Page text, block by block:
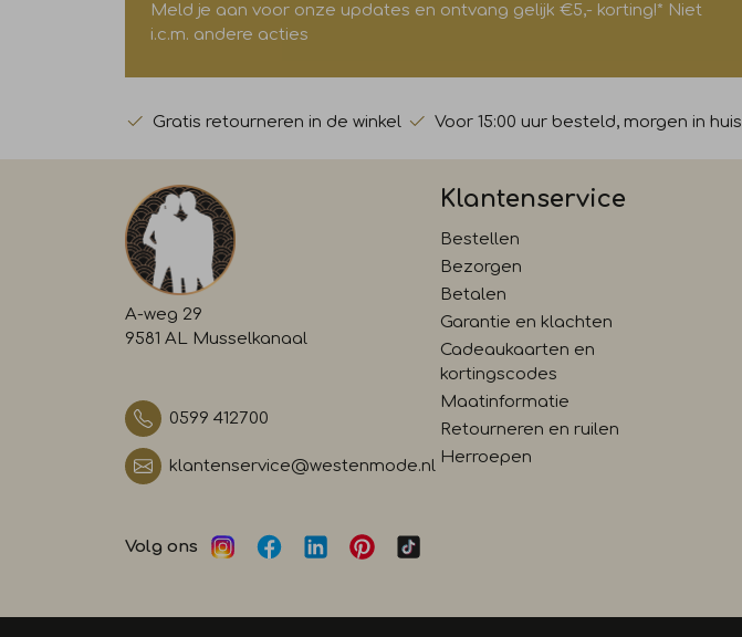
Meld je aan voor onze updates en ontvang gelijk €5,- korting!* Niet
i.c.m. andere acties
Gratis retourneren in de winkel Voor 15:00 uur besteld, morgen in huis
A-weg 29
9581 AL Musselkanaal
0599 412700
klantenservice@westenmode.nl
Klantenservice
Bestellen
Bezorgen
Betalen
Garantie en klachten
Cadeaukaarten en
kortingscodes
Maatinformatie
Retourneren en ruilen
Herroepen
Volg ons